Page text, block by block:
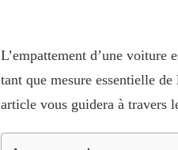
L’empattement d’une
tant que mesure essentielle
article vous guidera à travers